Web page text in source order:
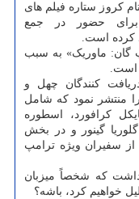
کروز ستاره فیلم های
برای حضور در جمع
گان: ماوریک» به سبب
است.
کنندگان چهل و
منتشر نمود که شامل
کرافورد، اسطوره
گینور و در بخش
از سفیران ویژه ترامپ
که شخصاً میزبان
خواهیم کرد، باشه؟